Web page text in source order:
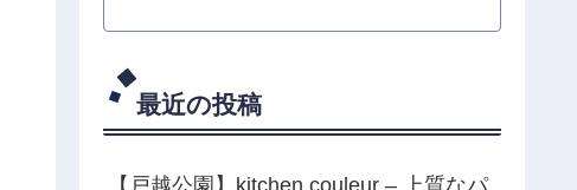
最近の投稿
【戸越公園】kitchen couleur – 上質なパ